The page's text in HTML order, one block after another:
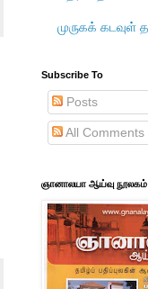
முருகக் கடவுள்
Subscribe To
Posts
All Comments
ஞானாலயா ஆய்வு நூலகம்